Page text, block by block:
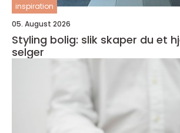
inspiration
05. August 2026
Styling bolig: slik skaper du et
selger